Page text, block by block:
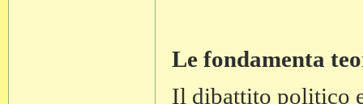
Le fondamenta
Il dibattito politico